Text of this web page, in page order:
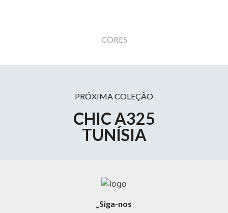
CORES
PRÓXIMA COLEÇÃO
CHIC A325
TUNÍSIA
_Siga-nos